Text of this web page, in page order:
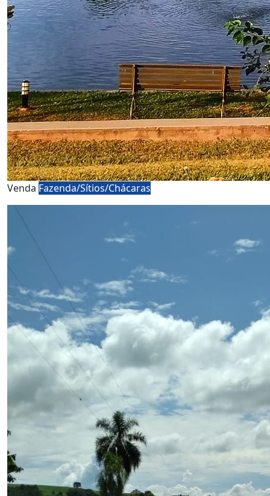
VendaFazenda/Sítios/Chácaras